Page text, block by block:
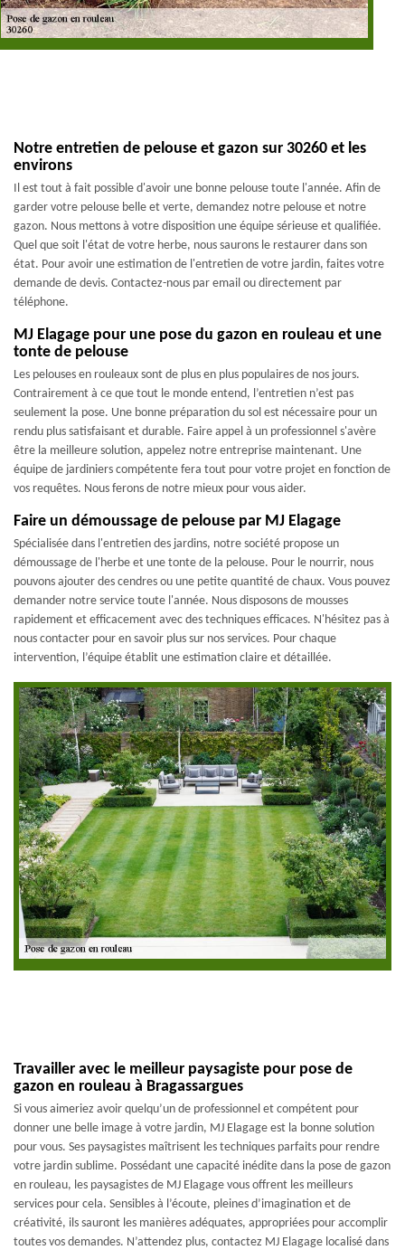
Notre entretien de pelouse et gazon sur 30260 et les
environs
Il est tout à fait possible d'avoir une bonne pelouse toute l'année. Afin de
garder votre pelouse belle et verte, demandez notre pelouse et notre
gazon. Nous mettons à votre disposition une équipe sérieuse et qualifiée.
Quel que soit l'état de votre herbe, nous saurons le restaurer dans son
état. Pour avoir une estimation de l'entretien de votre jardin, faites votre
demande de devis. Contactez-nous par email ou directement par
téléphone.
MJ Elagage pour une pose du gazon en rouleau et une
tonte de pelouse
Les pelouses en rouleaux sont de plus en plus populaires de nos jours.
Contrairement à ce que tout le monde entend, l’entretien n’est pas
seulement la pose. Une bonne préparation du sol est nécessaire pour un
rendu plus satisfaisant et durable. Faire appel à un professionnel s'avère
être la meilleure solution, appelez notre entreprise maintenant. Une
équipe de jardiniers compétente fera tout pour votre projet en fonction de
vos requêtes. Nous ferons de notre mieux pour vous aider.
Faire un démoussage de pelouse par MJ Elagage
Spécialisée dans l'entretien des jardins, notre société propose un
démoussage de l'herbe et une tonte de la pelouse. Pour le nourrir, nous
pouvons ajouter des cendres ou une petite quantité de chaux. Vous pouvez
demander notre service toute l'année. Nous disposons de mousses
rapidement et efficacement avec des techniques efficaces. N'hésitez pas à
nous contacter pour en savoir plus sur nos services. Pour chaque
intervention, l’équipe établit une estimation claire et détaillée.
Travailler avec le meilleur paysagiste pour pose de
gazon en rouleau à Bragassargues
Si vous aimeriez avoir quelqu’un de professionnel et compétent pour
donner une belle image à votre jardin, MJ Elagage est la bonne solution
pour vous. Ses paysagistes maîtrisent les techniques parfaits pour rendre
votre jardin sublime. Possédant une capacité inédite dans la pose de gazon
en rouleau, les paysagistes de MJ Elagage vous offrent les meilleurs
services pour cela. Sensibles à l’écoute, pleines d’imagination et de
créativité, ils sauront les manières adéquates, appropriées pour accomplir
toutes vos demandes. N’attendez plus, contactez MJ Elagage localisé dans